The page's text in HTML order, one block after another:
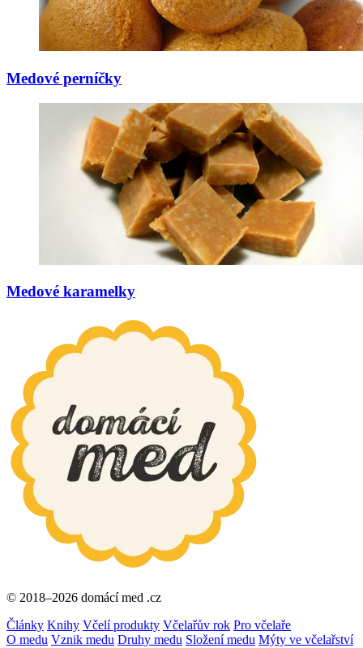
Medové perníčky
Medové karamelky
© 2018–2026 domácí med .cz
Články Knihy Včelí produkty Včelařův rok Pro včelaře
O medu Vznik medu Druhy medu Složení medu Mýty ve včelařství